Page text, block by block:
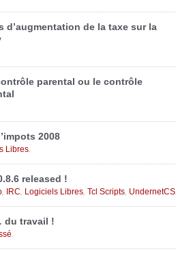
d’augmentation de la taxe sur la
parental ou le contrôle
2008
Libres
released !
IRC Logiciels Libres Tcl Scripts UndernetCS
du travail !